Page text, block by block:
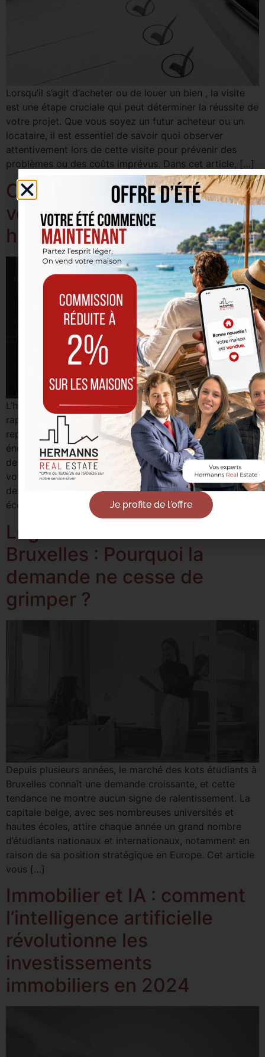
Lorsqu’il s’agit d’acheter ou de louer un bien , la visite
est une étape cruciale qui peut déterminer la réussite de
votre projet. Que vous soyez un futur acheteur ou un
locataire, il est essentiel de savoir quoi observer
attentivement lors de cette visite pour prévenir des
problèmes ou des coûts imprévus. Dans cet article, […]
Comment économiser sur
vos factures d’énergie cet
hiver ?
L’hiver est une période où les factures d’énergie peuvent
rapidement grimper, surtout avec le chauffage qui
représente une part importante de notre consommation
énergétique. Cependant, il existe de nombreuses façons
de réduire votre consommation et d’économiser sur
votre facture. Dans cet article, nous vous proposons
des conseils pratiques et des astuces pour réaliser des
économies tout en […]
Logement étudiant à
Bruxelles : Pourquoi la
demande ne cesse de
grimper ?
Depuis plusieurs années, le marché des kots étudiants à
Bruxelles connaît une demande croissante, et cette
tendance ne montre aucun signe de ralentissement. La
capitale belge, avec ses nombreuses universités et
hautes écoles, attire chaque année un grand nombre
d’étudiants nationaux et internationaux, notamment en
raison de sa position stratégique en Europe. Cet article
vous […]
Immobilier et IA : comment
l’intelligence artificielle
révolutionne les
investissements
immobiliers en 2024
Je profite de l'offre